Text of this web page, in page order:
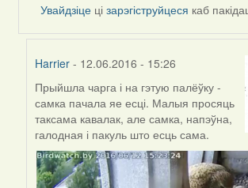
Увайдзіце цізарэгіструйцеся каб
Harrier - 12.06.2016 - 15:26
In
reply
to
by
Harrier
Прыйшла чарга і на гэтую палёўку -
самка пачала яе есці. Малыя просяць
таксама кавалак, але самка, напэўна,
галодная і пакуль што есць сама.